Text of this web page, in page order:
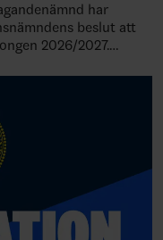
har
beslut att
2026/2027.